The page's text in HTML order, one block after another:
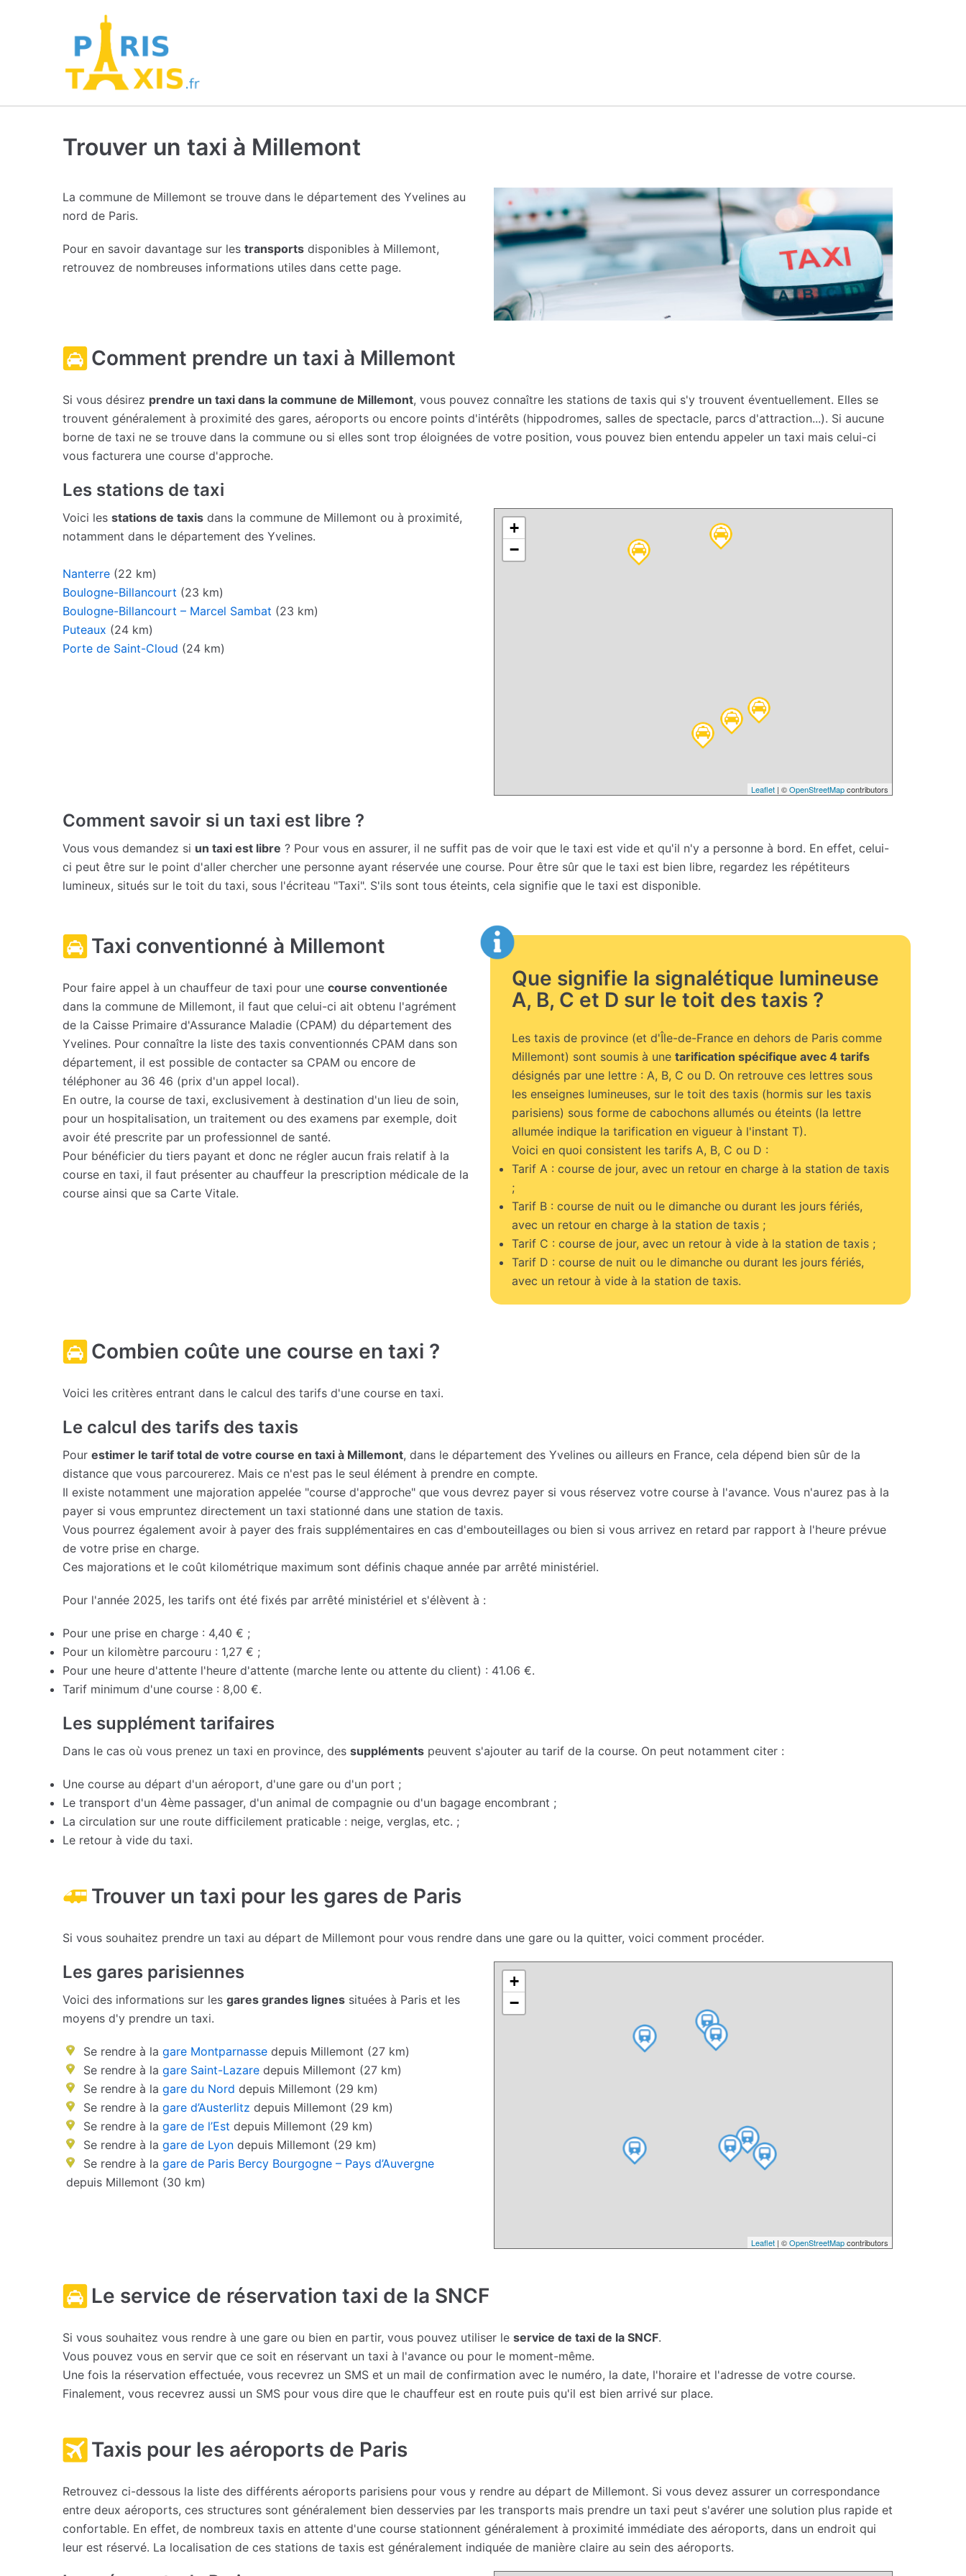
Trouver un taxi à Millemont
La commune de Millemont se trouve dans le département des Yvelines au
nord de Paris.
Pour en savoir davantage sur les transports disponibles à Millemont,
retrouvez de nombreuses informations utiles dans cette page.
Comment prendre un taxi à Millemont
Si vous désirez prendre un taxi dans la commune de Millemont, vous pouvez connaître les stations de taxis qui s'y trouvent éventuellement. Elles se
trouvent généralement à proximité des gares, aéroports ou encore points d'intérêts (hippodromes, salles de spectacle, parcs d'attraction...). Si aucune
borne de taxi ne se trouve dans la commune ou si elles sont trop éloignées de votre position, vous pouvez bien entendu appeler un taxi mais celui-ci
vous facturera une course d'approche.
Les stations de taxi
Voici les stations de taxis dans la commune de Millemont ou à proximité,
notamment dans le département des Yvelines.
Nanterre (22 km)
Boulogne-Billancourt (23 km)
Boulogne-Billancourt – Marcel Sambat (23 km)
Puteaux (24 km)
Porte de Saint-Cloud (24 km)
+
−
Leaflet | ©OpenStreetMapcontributors
Comment savoir si un taxi est libre ?
Vous vous demandez si un taxi est libre ? Pour vous en assurer, il ne suffit pas de voir que le taxi est vide et qu'il n'y a personne à bord. En effet, celui-
ci peut être sur le point d'aller chercher une personne ayant réservée une course. Pour être sûr que le taxi est bien libre, regardez les répétiteurs
lumineux, situés sur le toit du taxi, sous l'écriteau "Taxi". S'ils sont tous éteints, cela signifie que le taxi est disponible.
Taxi conventionné à Millemont
Pour faire appel à un chauffeur de taxi pour une course conventionée
dans la commune de Millemont, il faut que celui-ci ait obtenu l'agrément
de la Caisse Primaire d'Assurance Maladie (CPAM) du département des
Yvelines. Pour connaître la liste des taxis conventionnés CPAM dans son
département, il est possible de contacter sa CPAM ou encore de
téléphoner au 36 46 (prix d'un appel local).
En outre, la course de taxi, exclusivement à destination d'un lieu de soin,
pour un hospitalisation, un traitement ou des examens par exemple, doit
avoir été prescrite par un professionnel de santé.
Pour bénéficier du tiers payant et donc ne régler aucun frais relatif à la
course en taxi, il faut présenter au chauffeur la prescription médicale de la
course ainsi que sa Carte Vitale.
Que signifie la signalétique lumineuse
A, B, C et D sur le toit des taxis ?
Les taxis de province (et d'Île-de-France en dehors de Paris comme
Millemont) sont soumis à une tarification spécifique avec 4 tarifs
désignés par une lettre : A, B, C ou D. On retrouve ces lettres sous
les enseignes lumineuses, sur le toit des taxis (hormis sur les taxis
parisiens) sous forme de cabochons allumés ou éteints (la lettre
allumée indique la tarification en vigueur à l'instant T).
Voici en quoi consistent les tarifs A, B, C ou D :
Tarif A : course de jour, avec un retour en charge à la station de taxis
;
Tarif B : course de nuit ou le dimanche ou durant les jours fériés,
avec un retour en charge à la station de taxis ;
Tarif C : course de jour, avec un retour à vide à la station de taxis ;
Tarif D : course de nuit ou le dimanche ou durant les jours fériés,
avec un retour à vide à la station de taxis.
Combien coûte une course en taxi ?
Voici les critères entrant dans le calcul des tarifs d'une course en taxi.
Le calcul des tarifs des taxis
Pour estimer le tarif total de votre course en taxi à Millemont, dans le département des Yvelines ou ailleurs en France, cela dépend bien sûr de la
distance que vous parcourerez. Mais ce n'est pas le seul élément à prendre en compte.
Il existe notamment une majoration appelée "course d'approche" que vous devrez payer si vous réservez votre course à l'avance. Vous n'aurez pas à la
payer si vous empruntez directement un taxi stationné dans une station de taxis.
Vous pourrez également avoir à payer des frais supplémentaires en cas d'embouteillages ou bien si vous arrivez en retard par rapport à l'heure prévue
de votre prise en charge.
Ces majorations et le coût kilométrique maximum sont définis chaque année par arrêté ministériel.
Pour l'année 2025, les tarifs ont été fixés par arrêté ministériel et s'élèvent à :
Pour une prise en charge : 4,40 € ;
Pour un kilomètre parcouru : 1,27 € ;
Pour une heure d'attente l'heure d'attente (marche lente ou attente du client) : 41.06 €.
Tarif minimum d'une course : 8,00 €.
Les supplément tarifaires
Dans le cas où vous prenez un taxi en province, des suppléments peuvent s'ajouter au tarif de la course. On peut notamment citer :
Une course au départ d'un aéroport, d'une gare ou d'un port ;
Le transport d'un 4ème passager, d'un animal de compagnie ou d'un bagage encombrant ;
La circulation sur une route difficilement praticable : neige, verglas, etc. ;
Le retour à vide du taxi.
Trouver un taxi pour les gares de Paris
Si vous souhaitez prendre un taxi au départ de Millemont pour vous rendre dans une gare ou la quitter, voici comment procéder.
Les gares parisiennes
Voici des informations sur les gares grandes lignes situées à Paris et les
moyens d'y prendre un taxi.
Se rendre à la gare Montparnasse depuis Millemont (27 km)
Se rendre à la gare Saint-Lazare depuis Millemont (27 km)
Se rendre à la gare du Nord depuis Millemont (29 km)
Se rendre à la gare d’Austerlitz depuis Millemont (29 km)
Se rendre à la gare de l’Est depuis Millemont (29 km)
Se rendre à la gare de Lyon depuis Millemont (29 km)
Se rendre à la gare de Paris Bercy Bourgogne – Pays d’Auvergne
depuis Millemont (30 km)
+
−
Leaflet | ©OpenStreetMapcontributors
Le service de réservation taxi de la SNCF
Si vous souhaitez vous rendre à une gare ou bien en partir, vous pouvez utiliser le service de taxi de la SNCF.
Vous pouvez vous en servir que ce soit en réservant un taxi à l'avance ou pour le moment-même.
Une fois la réservation effectuée, vous recevrez un SMS et un mail de confirmation avec le numéro, la date, l'horaire et l'adresse de votre course.
Finalement, vous recevrez aussi un SMS pour vous dire que le chauffeur est en route puis qu'il est bien arrivé sur place.
Taxis pour les aéroports de Paris
Retrouvez ci-dessous la liste des différents aéroports parisiens pour vous y rendre au départ de Millemont. Si vous devez assurer un correspondance
entre deux aéroports, ces structures sont généralement bien desservies par les transports mais prendre un taxi peut s'avérer une solution plus rapide et
confortable. En effet, de nombreux taxis en attente d'une course stationnent généralement à proximité immédiate des aéroports, dans un endroit qui
leur est réservé. La localisation de ces stations de taxis est généralement indiquée de manière claire au sein des aéroports.